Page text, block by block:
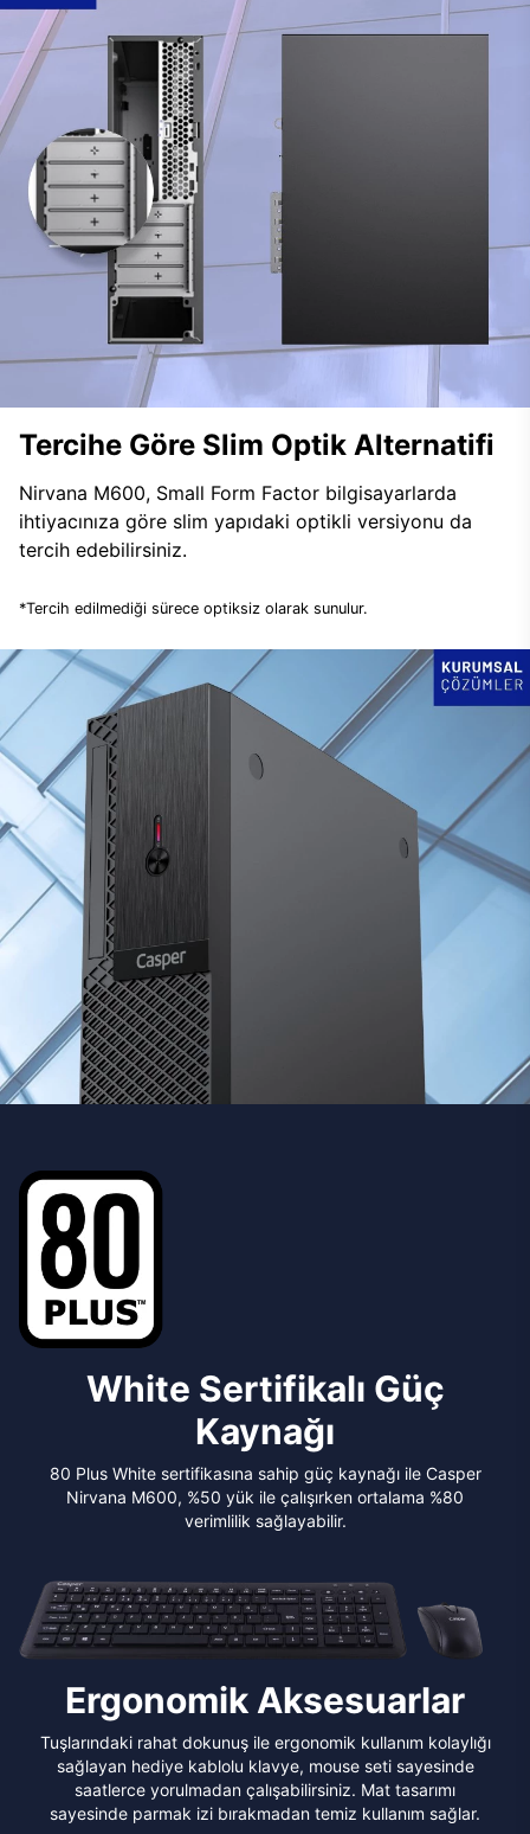
Tercihe Göre Slim Optik Alternatifi
Nirvana M600, Small Form Factor bilgisayarlarda
ihtiyacınıza göre slim yapıdaki optikli versiyonu da
tercih edebilirsiniz.
*Tercih edilmediği sürece optiksiz olarak sunulur.
White Sertifikalı Güç
Kaynağı
80 Plus White sertifikasına sahip güç kaynağı ile Casper
Nirvana M600, %50 yük ile çalışırken ortalama %80
verimlilik sağlayabilir.
Ergonomik Aksesuarlar
Tuşlarındaki rahat dokunuş ile ergonomik kullanım kolaylığı
sağlayan hediye kablolu klavye, mouse seti sayesinde
saatlerce yorulmadan çalışabilirsiniz. Mat tasarımı
sayesinde parmak izi bırakmadan temiz kullanım sağlar.